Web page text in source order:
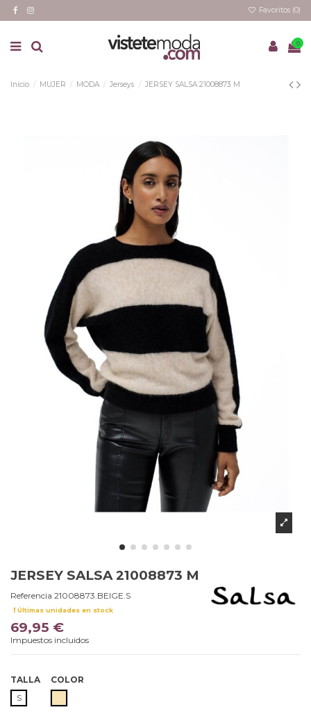
Favoritos (0)
0
Inicio MUJER MODA Jerseys JERSEY SALSA 21008873 M
JERSEY SALSA 21008873 M
Referencia 21008873.BEIGE.S
Últimas unidades en stock
69,95 €
Impuestos incluidos
TALLA
S
COLOR